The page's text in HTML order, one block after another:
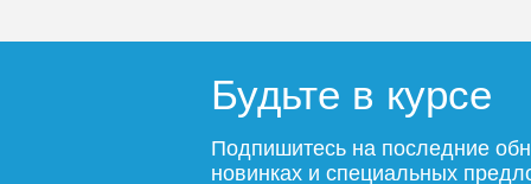
Будьте в курсе
Подпишитесь на последние
новинках и специальных